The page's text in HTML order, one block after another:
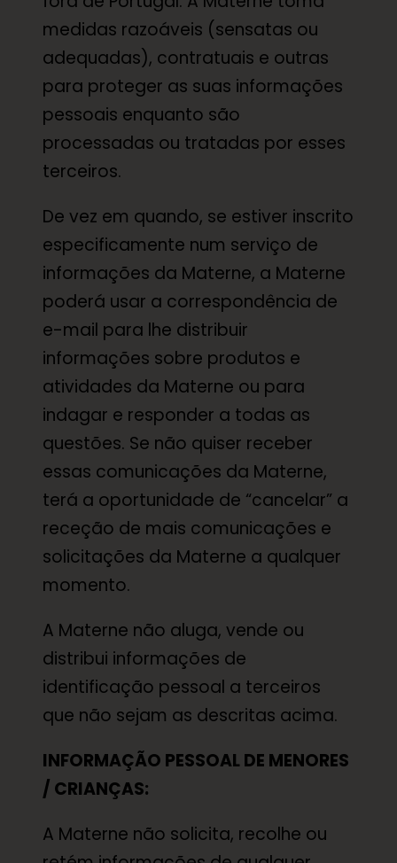
medidas razoáveis (sensatas ou
adequadas), contratuais e outras
para proteger as suas informações
pessoais enquanto são
processadas ou tratadas por esses
terceiros.
De vez em quando, se estiver inscrito
especificamente num serviço de
informações da Materne, a Materne
poderá usar a correspondência de
e-mail para lhe distribuir
informações sobre produtos e
atividades da Materne ou para
indagar e responder a todas as
questões. Se não quiser receber
essas comunicações da Materne,
terá a oportunidade de “cancelar” a
receção de mais comunicações e
solicitações da Materne a qualquer
momento.
A Materne não aluga, vende ou
distribui informações de
identificação pessoal a terceiros
que não sejam as descritas acima.
INFORMAÇÃO PESSOAL DE MENORES
/ CRIANÇAS:
A Materne não solicita, recolhe ou